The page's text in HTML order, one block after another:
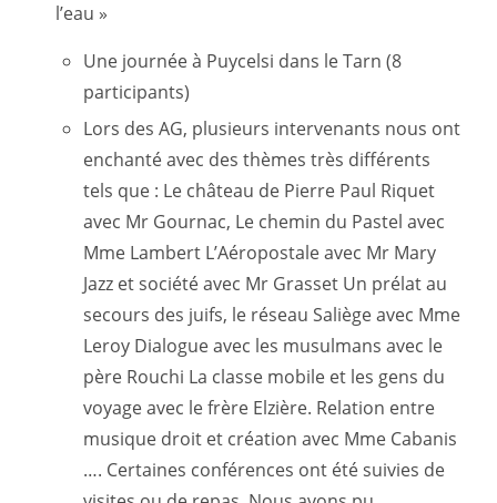
l’eau »
Une journée à Puycelsi dans le Tarn (8
participants)
Lors des AG, plusieurs intervenants nous ont
enchanté avec des thèmes très différents
tels que : Le château de Pierre Paul Riquet
avec Mr Gournac, Le chemin du Pastel avec
Mme Lambert L’Aéropostale avec Mr Mary
Jazz et société avec Mr Grasset Un prélat au
secours des juifs, le réseau Saliège avec Mme
Leroy Dialogue avec les musulmans avec le
père Rouchi La classe mobile et les gens du
voyage avec le frère Elzière. Relation entre
musique droit et création avec Mme Cabanis
…. Certaines conférences ont été suivies de